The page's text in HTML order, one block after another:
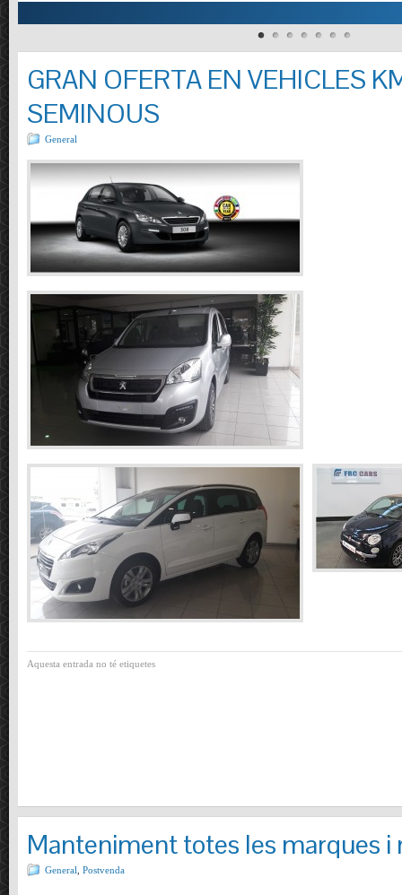
GRAN OFERTA EN VEHICLES
SEMINOUS
General
Aquesta entrada no té etiquetes
Manteniment totes les marques i
General Postvenda